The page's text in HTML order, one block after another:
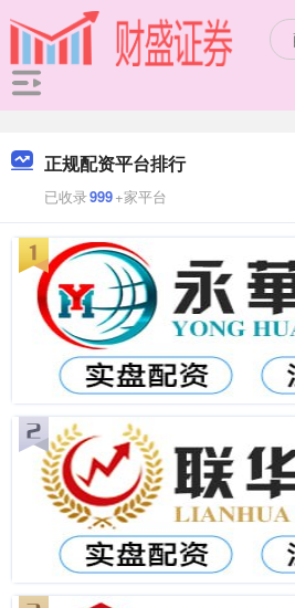
正规配资平台排行
已收录999+家平台